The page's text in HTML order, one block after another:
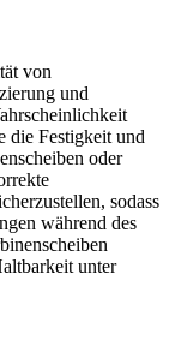
von
und
die Festigkeit und
oder
sodass
während des
unter